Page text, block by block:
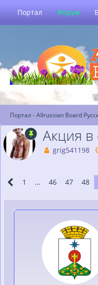
Портал Форум
Портал - Allrussian Board
Акция
grig541198
1 … 46 47 48